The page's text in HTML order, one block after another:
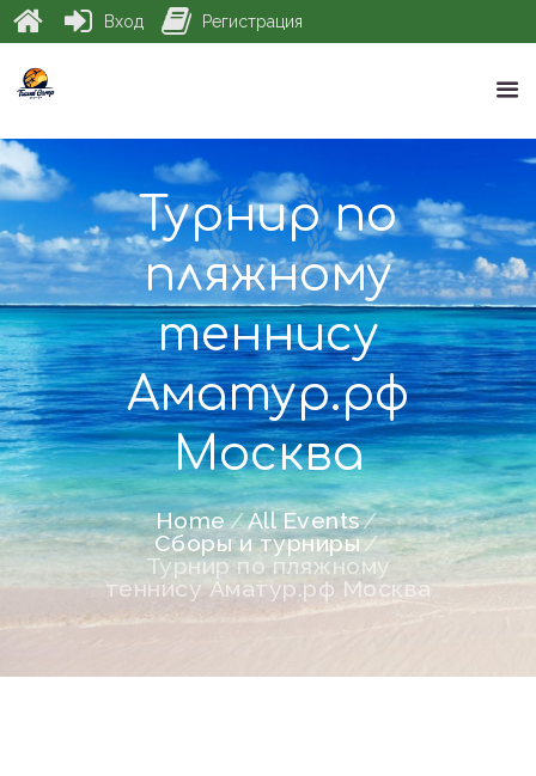
Турнир по
пляжному
теннису
Аматур.рф
Москва
Home
All Events
Сборы и турниры
Турнир по пляжному
теннису Аматур.рф Москва
Вход Регистрация